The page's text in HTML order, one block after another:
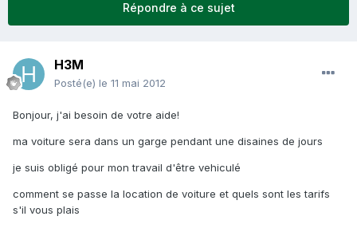
Répondre à ce sujet
H3M
Posté(e) le 11 mai 2012
Bonjour, j'ai besoin de votre aide!
ma voiture sera dans un garge pendant une disaines de jours
je suis obligé pour mon travail d'être vehiculé
comment se passe la location de voiture et quels sont les tarifs
s'il vous plais